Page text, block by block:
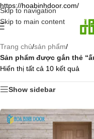
https://hoabinhdoor.com/
Skip to navigation
Skip to main content
Trang chủ/sản phẩm/
Sản phẩm được gắn thẻ
Hiển thị tất cả 10 kết quả
Show sidebar